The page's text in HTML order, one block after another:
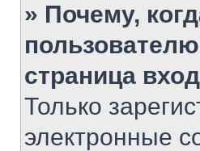
» Почему,
страница
Только
электронные